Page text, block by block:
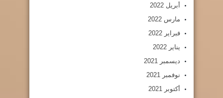
أبريل 2022
مارس 2022
فبراير 2022
يناير 2022
ديسمبر 2021
نوفمبر 2021
أكتوبر 2021